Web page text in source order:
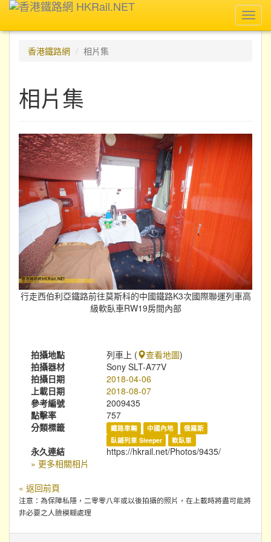
香港鐵路網
相片集
相片集
行走西伯利亞鐵路前往莫斯科的中國鐵路K3次國際聯運列車高
級軟臥車RW19房間內部
拍攝地點 列車上 ( 查看地圖)
拍攝器材
Sony SLT-A77V
拍攝日期
2018-04-06
上載日期
2018-08-07
參考編號
2009435
點擊率
757
分類標籤
鐵路車輛 中國內地
俄羅斯
臥鋪列車 Sleeper
軟臥車
永久連結
https://hkrail.net/Photos/9435/
» 更多相關相片
« 返回前頁
注意：為保障私隱，二零零八年或以後拍攝的照片，在上載時將盡可能將
非必要之人臉模糊處理